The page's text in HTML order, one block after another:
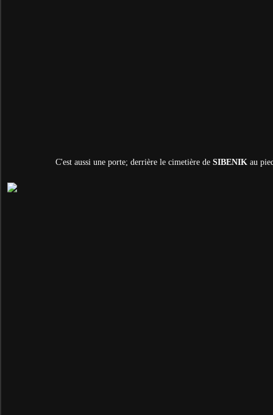
C'est aussi une porte; derrière le cimetière de SIBENIKau